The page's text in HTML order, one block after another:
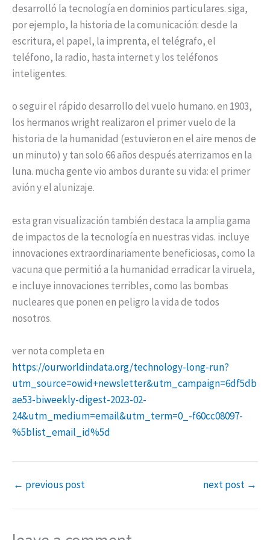
desarrolló la tecnología en dominios particulares. siga,
por ejemplo, la historia de la comunicación: desde la
escritura, el papel, la imprenta, el telégrafo, el
teléfono, la radio, hasta internet y los teléfonos
inteligentes.
o seguir el rápido desarrollo del vuelo humano. en 1903,
los hermanos wright realizaron el primer vuelo de la
historia de la humanidad (estuvieron en el aire menos de
un minuto) y tan solo 66 años después aterrizamos en la
luna. mucha gente vio ambos durante su vida: el primer
avión y el alunizaje.
esta gran visualización también destaca la amplia gama
de impactos de la tecnología en nuestras vidas. incluye
innovaciones extraordinariamente beneficiosas, como la
vacuna que permitió a la humanidad erradicar la viruela,
e incluye innovaciones terribles, como las bombas
nucleares que ponen en peligro la vida de todos
nosotros.
ver nota completa en
https://ourworldindata.org/technology-long-run?
utm_source=owid+newsletter&utm_campaign=6df5db
ae53-biweekly-digest-2023-02-
24&utm_medium=email&utm_term=0_-f60cc08097-
%5blist_email_id%5d
← previous post next post →